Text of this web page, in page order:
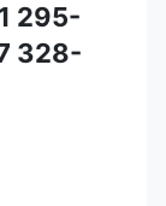
295-
328-